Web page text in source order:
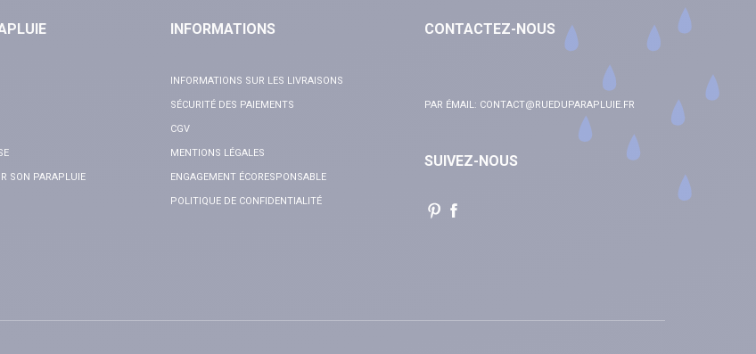
SON PARAPLUIE
INFORMATIONS
INFORMATIONS SUR LES LIVRAISONS
SÉCURITÉ DES PAIEMENTS
CGV
MENTIONS LÉGALES
ENGAGEMENT ÉCORESPONSABLE
POLITIQUE DE CONFIDENTIALITÉ
CONTACTEZ-NOUS
PAR ÉMAIL: CONTACT@RUEDUPARAPLUIE.FR
SUIVEZ-NOUS